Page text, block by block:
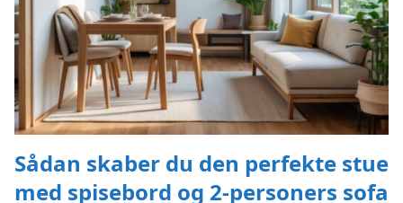
Sådan skaber du den perfekte stue
med spisebord og 2-personers sofa